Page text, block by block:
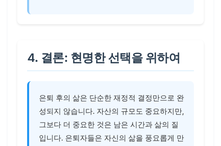
4. 결론: 현명한 선택을 위하여
은퇴 후의 삶은 단순한 재정적 결정만으로 완
성되지 않습니다. 자산의 규모도 중요하지만,
그보다 더 중요한 것은 남은 시간과 삶의 질
입니다. 은퇴자들은 자신의 삶을 풍요롭게 만